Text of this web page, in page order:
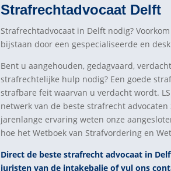
Strafrechtadvocaat Delft
Strafrechtadvocaat in Delft nodig?
bijstaan door een gespecialiseerde en
Bent u aangehouden, gedagvaard,
strafrechtelijke hulp nodig? Een goede
strafbare feit waarvan u verdacht wordt.
netwerk van de beste strafrecht
jarenlange ervaring weten onze
hoe het Wetboek van Strafvordering en
Direct de beste strafrecht advocaat in
juristen van de intakebalie of vul ons